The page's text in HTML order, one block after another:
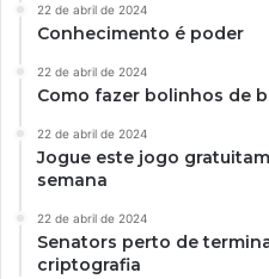
22 de abril de 2024
Conhecimento é poder
22 de abril de 2024
Como fazer bolinhos de
22 de abril de 2024
Jogue este jogo
semana
22 de abril de 2024
Senators perto de
criptografia